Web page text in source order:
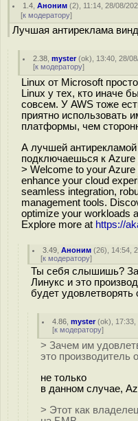
1.4 ,Аноним (2), 11:14, 28/08/
[к модератору]
Лучшая антиреклама
2.38 ,myster(ok), 13:40, 28/
[к модератору]
Linux от Microsoft
Linux у тех, кто иначе
совсем. У AWS тоже
приятно использовать
платформы, чем
А лучшей
подключаешься к Azure
> Welcome to your
enhance your cloud
seamless integration,
management tools.
optimize your workloads
Explore more at https://
3.49 ,Аноним (26), 14:54,
[к модератору]
Ты себя слышишь?
Линукс и это
будет
4.86 ,myster(ok), 17:33,
[к модератору]
> Зачем им
это производитель
не только
в данном случае,
> Этот как